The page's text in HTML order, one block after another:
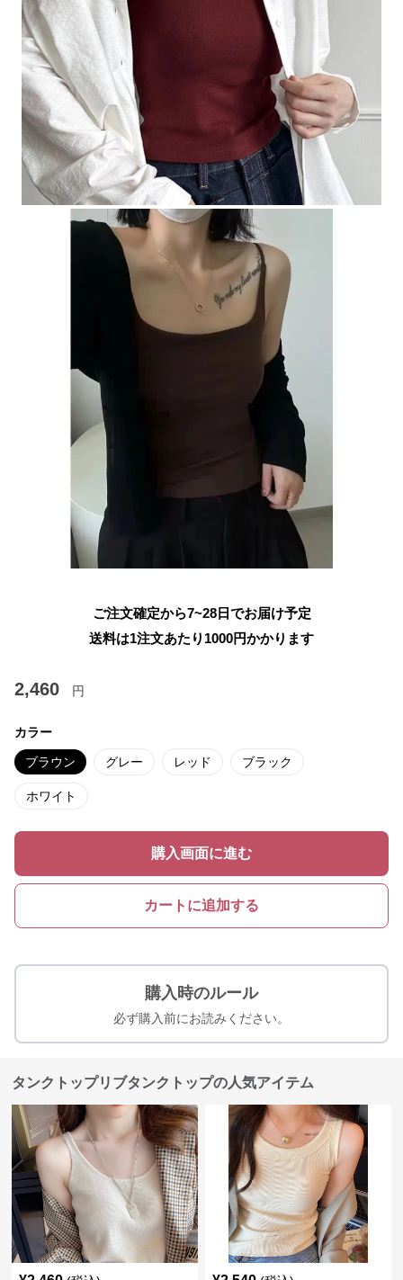
ご注文確定から7~28日でお届け予定
送料は1注文あたり 1000円かかります
2,460 円
カラー
ブラウン グレー レッド ブラック
ホワイト
購入画面に進む
カートに追加する
購入時のルール
必ず購入前にお読みください。
タンクトップリブタンクトップの人気アイテム